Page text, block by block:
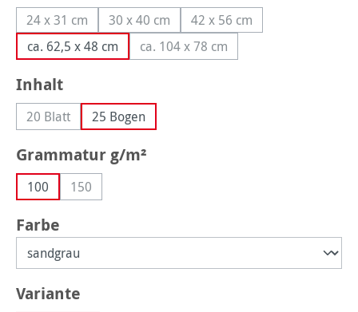
24 x 31 cm(Diese Option ist zurzeit nicht verfügbar.)
30 x 40 cm(Diese Option ist zurzeit nicht verfügbar.)
42 x 56 cm(Diese Option ist zurzeit
ca. 62,5 x 48 cm ca. 104 x 78 cm(Diese Option ist zurzeit nicht
Inhaltauswählen
20 Blatt(Diese Option ist zurzeit nicht verfügbar.)
25 Bogen
Grammatur g/m²
100 150(Diese Option ist zurzeit nicht verfügbar.)
Farbe
Variante